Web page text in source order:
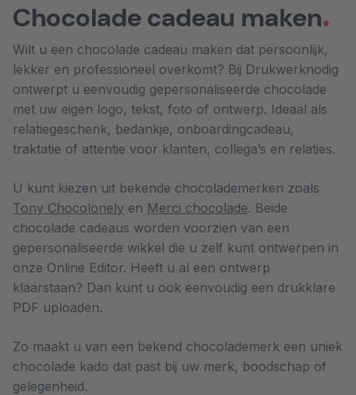
Chocolade cadeau maken
Wilt u een chocolade cadeau maken dat persoonlijk,
lekker en professioneel overkomt? Bij Drukwerknodig
ontwerpt u eenvoudig gepersonaliseerde chocolade
met uw eigen logo, tekst, foto of ontwerp. Ideaal als
relatiegeschenk, bedankje, onboardingcadeau,
traktatie of attentie voor klanten, collega’s en relaties.
U kunt kiezen uit bekende chocolademerken zoals
Tony Chocolonely en Merci chocolade. Beide
chocolade cadeaus worden voorzien van een
gepersonaliseerde wikkel die u zelf kunt ontwerpen in
onze Online Editor. Heeft u al een ontwerp
klaarstaan? Dan kunt u ook eenvoudig een drukklare
PDF uploaden.
Zo maakt u van een bekend chocolademerk een uniek
chocolade kado dat past bij uw merk, boodschap of
gelegenheid.